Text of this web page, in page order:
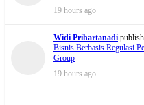
19 hours ago
Widi Prihartanadi
Bisnis Berbasis Regulasi
Group
19 hours ago